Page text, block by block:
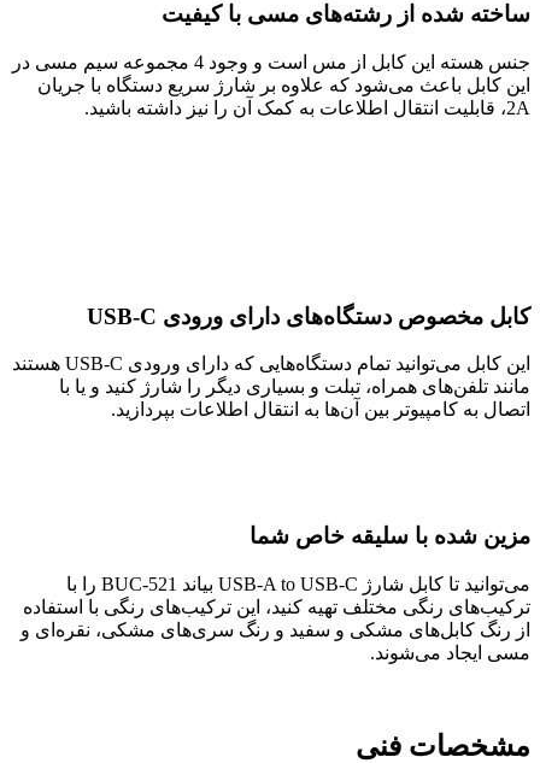
ساخته شده از رشته‌های مسی با کیفیت
جنس هسته این کابل از مس است و وجود 4 مجموعه سیم مسی در
این کابل باعث می‌شود که علاوه بر شارژ سریع دستگاه با جریان
2A، قابلیت انتقال اطلاعات به کمک آن را نیز داشته باشید.
کابل مخصوص دستگاه‌های دارای ورودی USB-C
این کابل می‌توانید تمام دستگاه‌هایی که دارای ورودی USB-C هستند
مانند تلفن‌های همراه، تبلت و بسیاری دیگر را شارژ کنید و یا با
اتصال به کامپیوتر بین آن‌ها به انتقال اطلاعات بپردازید.
مزین شده با سلیقه خاص شما
می‌توانید تا کابل شارژ USB-A to USB-C بیاند BUC-521 را با
ترکیب‌های رنگی مختلف تهیه کنید، این ترکیب‌های رنگی با استفاده
از رنگ کابل‌های مشکی و سفید و رنگ سری‌های مشکی، نقره‌ای و
مسی ایجاد می‌شوند.
مشخصات فنی